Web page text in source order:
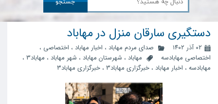
جستجو
دستگیری سارقان منزل در مهاباد
۰۲ آذر ۱۴۰۲ صدای مردم مهاباد ، اخبار مهاباد ، اختصاصی ،
اختصاصی مهابادسه
مهاباد ، شهرستان مهاباد ، شهر مهاباد ، مهاباد3
،
مهابادسه ، اخبار مهاباد ، خبرگزاری مهاباد3 ، خبرگزاری مهاباد۳